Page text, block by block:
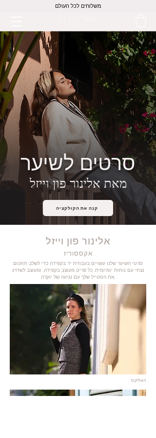
משלוחים לכל העולם
סרטים לשיער
מאת אלינור פון וייזל
קנה את הקולקציה
אלינור פון וייזל
אקססוריז
סרטי השיער שלנו עשויים בעבודת יד בקפידה כדי לשלב תחכום
נצחי עם נוחות יומיומית. כל פריט מעוצב בקפידה, ומעוצב לשדרג
האליקס